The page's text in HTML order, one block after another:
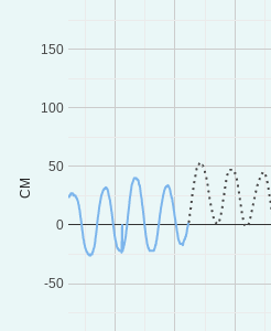
-50
0
50
100
150
CM